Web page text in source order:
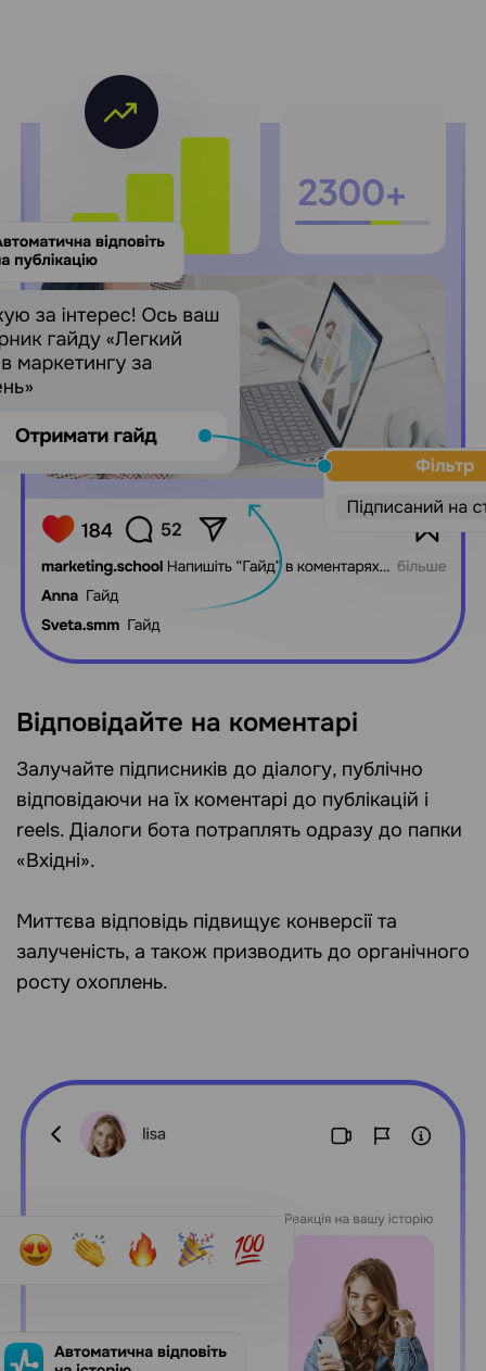
Відповідайте на коментарі
Залучайте підписників до діалогу, публічно
відповідаючи на їх коментарі до публікацій і
reels. Діалоги бота потраплять одразу до папки
«Вхідні».
Миттєва відповідь підвищує конверсії та
залученість, а також призводить до органічного
росту охоплень.